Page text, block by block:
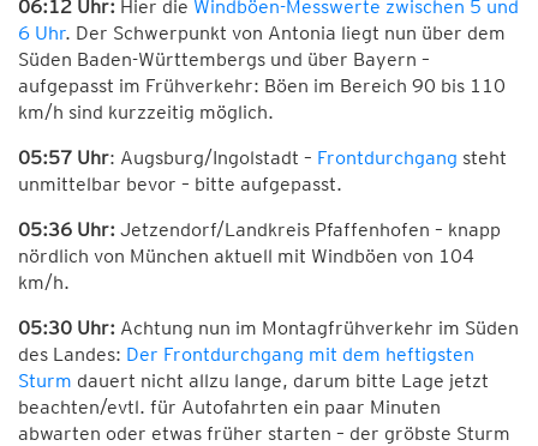
06:12 Uhr: Hier die Windböen-Messwerte zwischen 5 und
6 Uhr. Der Schwerpunkt von Antonia liegt nun über dem
Süden Baden-Württembergs und über Bayern –
aufgepasst im Frühverkehr: Böen im Bereich 90 bis 110
km/h sind kurzzeitig möglich.
05:57 Uhr: Augsburg/Ingolstadt – Frontdurchgang steht
unmittelbar bevor – bitte aufgepasst.
05:36 Uhr: Jetzendorf/Landkreis Pfaffenhofen – knapp
nördlich von München aktuell mit Windböen von 104
km/h.
05:30 Uhr: Achtung nun im Montagfrühverkehr im Süden
des Landes: Der Frontdurchgang mit dem heftigsten
Sturm dauert nicht allzu lange, darum bitte Lage jetzt
beachten/evtl. für Autofahrten ein paar Minuten
abwarten oder etwas früher starten – der gröbste Sturm